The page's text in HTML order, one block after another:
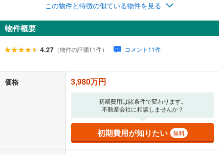
一般的には最長35年まで借り入れ可能です。多くの金融機関
閉じる
頭金
0万円 3,980万円
自己資金から住宅購入にかけられる金額を入力してくださ
い。一般的には物件価格の2割までが目安です。
万円
/回
この物件と特徴の似ている物件を見る
物件概要
4.27 （物件の評価11件） コメント11件
価格 3,980万円
初期費用は諸条件で変わります。
不動産会社に相談しませんか？
初期費用が知りたい 無料